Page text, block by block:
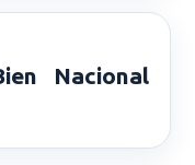
Nacional